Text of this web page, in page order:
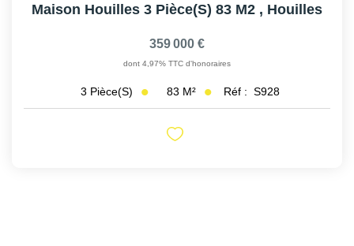
Maison Houilles 3 Pièce(s) 83 M2 , Houilles
359 000 €
dont 4,97% TTC d'honoraires
3 Pièce(s) 83 M² Réf : S928